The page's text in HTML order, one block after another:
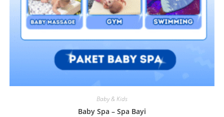
Baby & Kids
Baby Spa – Spa Bayi